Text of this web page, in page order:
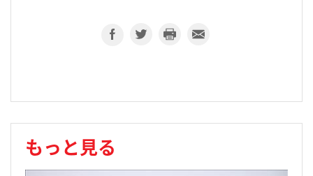
もっと見る